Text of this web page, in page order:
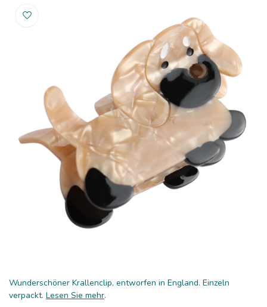
Wunderschöner Krallenclip, entworfen in England. Einzeln
verpackt. Lesen Sie mehr.